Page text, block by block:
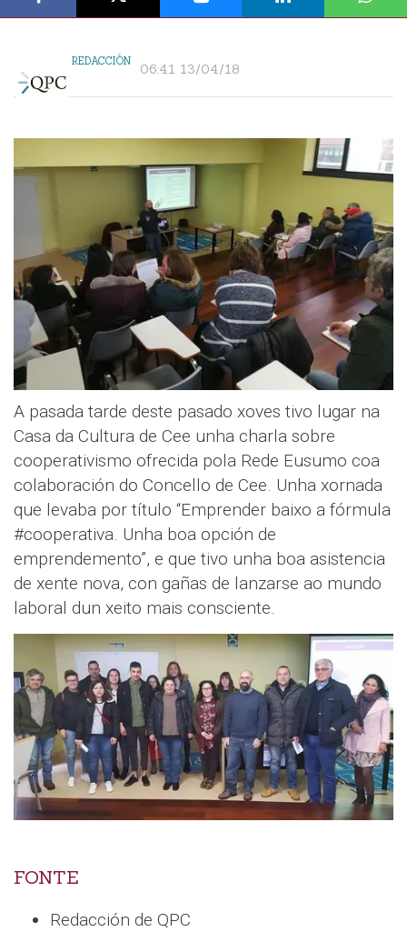
REDACCIÓN 06:41 13/04/18
A pasada tarde deste pasado xoves tivo lugar na
Casa da Cultura de Cee unha charla sobre
cooperativismo ofrecida pola Rede Eusumo coa
colaboración do Concello de Cee. Unha xornada
que levaba por título “Emprender baixo a fórmula
#cooperativa. Unha boa opción de
emprendemento”, e que tivo unha boa asistencia
de xente nova, con gañas de lanzarse ao mundo
laboral dun xeito mais consciente.
FONTE
Redacción de QPC